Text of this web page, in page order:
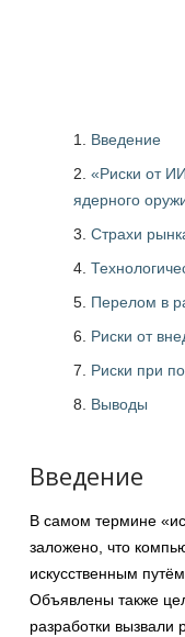
Введение
«Риски от
ядерного
Страхи
Перелом в
Риски от
Риски при
Выводы
Введение
В самом термине
заложено, что
искусственным
Объявлены также
разработки